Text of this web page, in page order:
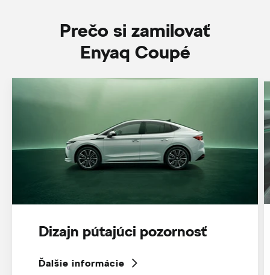
Prečo si zamilovať
Enyaq Coupé
Dizajn pútajúci pozornosť
Ďalšie informácie